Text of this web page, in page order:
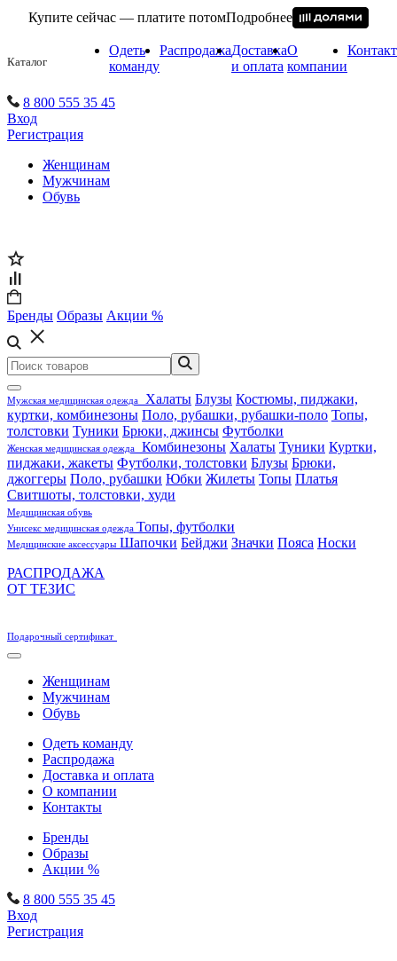
Купите сейчас — платите потомПодробнее
Каталог
Одеть
команду
РаспродажаДоставка
и оплата
О
компании
8 800 555 35 45
Вход
Регистрация
Женщинам
Мужчинам
Обувь
Бренды Образы Акции %
Мужская медицинская одежда Халаты Блузы Костюмы, пиджаки,
куртки, комбинезоны Поло, рубашки, рубашки-поло Топы,
толстовки Туники Брюки, джинсы Футболки
Женская медицинская одежда Комбинезоны Халаты Туники Куртки,
пиджаки, жакеты Футболки, толстовки Блузы Брюки,
джоггеры Поло, рубашки Юбки Жилеты Топы Платья
Свитшоты, толстовки, худи
Медицинская обувь
Унисекс медицинская одежда Топы, футболки
Медицинские аксессуары Шапочки Бейджи Значки Пояса Носки
РАСПРОДАЖА
ОТ ТЕЗИС
Подарочный сертификат
Женщинам
Мужчинам
Обувь
Одеть команду
Распродажа
Доставка и оплата
О компании
Контакты
Бренды
Образы
Акции %
8 800 555 35 45
Вход
Регистрация